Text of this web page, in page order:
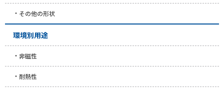
その他の形状
環境別用途
非磁性
耐熱性